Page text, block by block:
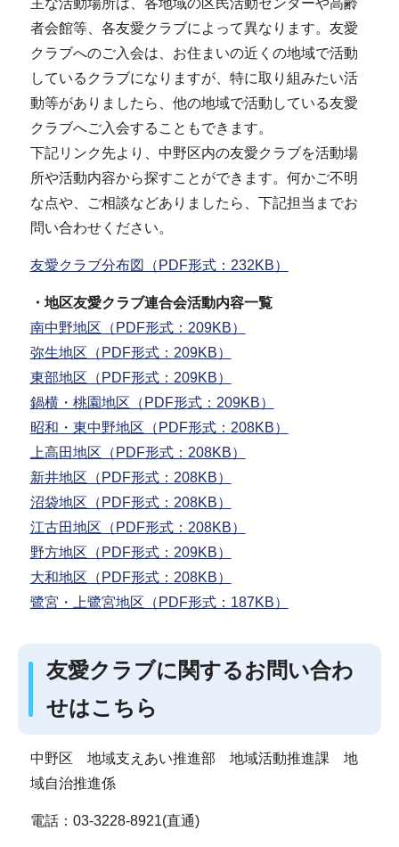
主な活動場所は、各地域の区民活動センターや高齢
者会館等、各友愛クラブによって異なります。友愛
クラブへのご入会は、お住まいの近くの地域で活動
しているクラブになりますが、特に取り組みたい活
動等がありましたら、他の地域で活動している友愛
クラブへご入会することもできます。
下記リンク先より、中野区内の友愛クラブを活動場
所や活動内容から探すことができます。何かご不明
な点や、ご相談などありましたら、下記担当までお
問い合わせください。
友愛クラブ分布図（PDF形式：232KB）
・地区友愛クラブ連合会活動内容一覧
南中野地区（PDF形式：209KB）
弥生地区（PDF形式：209KB）
東部地区（PDF形式：209KB）
鍋横・桃園地区（PDF形式：209KB）
昭和・東中野地区（PDF形式：208KB）
上高田地区（PDF形式：208KB）
新井地区（PDF形式：208KB）
沼袋地区（PDF形式：208KB）
江古田地区（PDF形式：208KB）
野方地区（PDF形式：209KB）
大和地区（PDF形式：208KB）
鷺宮・上鷺宮地区（PDF形式：187KB）
友愛クラブに関するお問い合わ
せはこちら
中野区 地域支えあい推進部 地域活動推進課 地
域自治推進係
電話：03-3228-8921(直通)